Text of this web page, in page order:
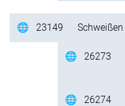
🌐 23149 Schweißen
🌐 26273
🌐 26274